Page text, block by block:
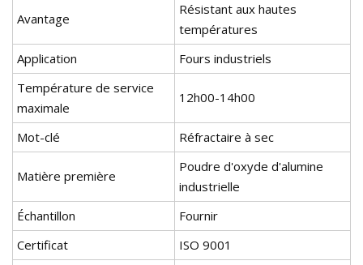
Avantage
Résistant aux hautes
températures
Application
Fours industriels
Température de service
maximale
12h00-14h00
Mot-clé Réfractaire à sec
Matière première
Poudre d'oxyde d'alumine
industrielle
Échantillon
Fournir
Certificat
ISO 9001